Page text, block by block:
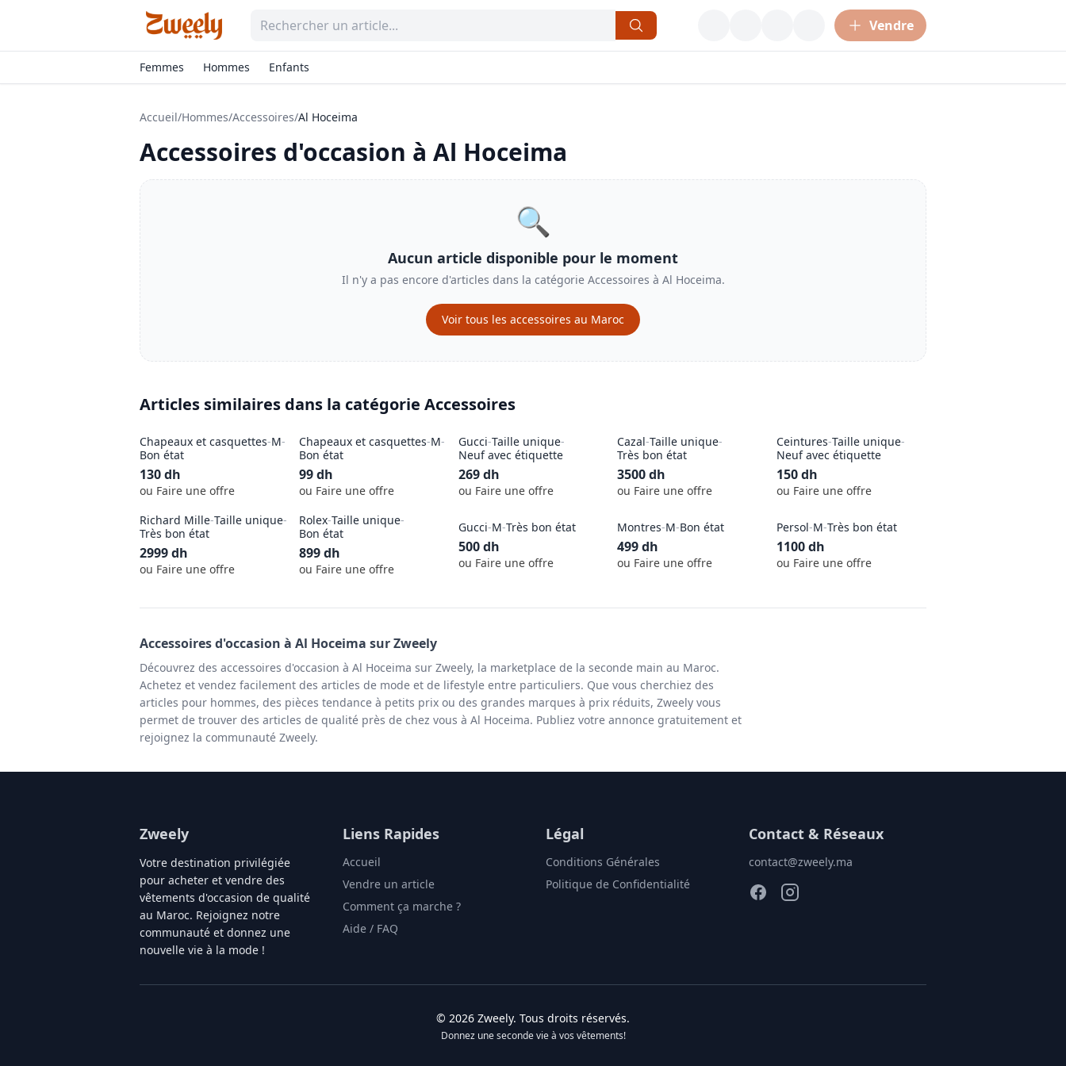
Vendre
Femmes Hommes Enfants
Accueil/Hommes/Accessoires/Al Hoceima
Accessoires d'occasion à Al Hoceima
🔍
Aucun article disponible pour le moment
Il n'y a pas encore d'articles dans la catégorie Accessoires à Al Hoceima.
Voir tous les accessoires au Maroc
Articles similaires dans la catégorie Accessoires
Chapeaux et casquettes-M-
Bon état
130dh
ou Faire une offre
Chapeaux et casquettes-M-
Bon état
99dh
ou Faire une offre
Gucci-Taille unique-
Neuf avec étiquette
269dh
ou Faire une offre
Cazal-Taille unique-
Très bon état
3500dh
ou Faire une offre
Ceintures-Taille unique-
Neuf avec étiquette
150dh
ou Faire une offre
Richard Mille-Taille unique-
Très bon état
2999dh
ou Faire une offre
Rolex-Taille unique-
Bon état
899dh
ou Faire une offre
Gucci-M-Très bon état
500dh
ou Faire une offre
Montres-M-Bon état
499dh
ou Faire une offre
Persol-M-Très bon état
1100dh
ou Faire une offre
Accessoiresd'occasion à Al Hoceima sur Zweely
Découvrez des accessoires d'occasion à Al Hoceima sur Zweely, la marketplace de la seconde main au Maroc.
Achetez et vendez facilement des articles de mode et de lifestyle entre particuliers. Que vous cherchiez des
articles pour hommes, des pièces tendance à petits prix ou des grandes marques à prix réduits, Zweely vous
permet de trouver des articles de qualité près de chez vous à Al Hoceima. Publiez votre annonce gratuitement et
rejoignez la communauté Zweely.
Zweely
Votre destination privilégiée
pour acheter et vendre des
vêtements d'occasion de qualité
au Maroc. Rejoignez notre
communauté et donnez une
nouvelle vie à la mode !
Liens Rapides
Accueil
Vendre un article
Comment ça marche ?
Aide / FAQ
Légal
Conditions Générales
Politique de Confidentialité
Contact & Réseaux
contact@zweely.ma
© 2026 Zweely. Tous droits réservés.
Donnez une seconde vie à vos vêtements!